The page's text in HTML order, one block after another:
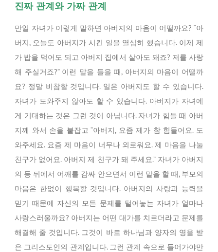
진짜 관계와 가짜 관계
만일 자녀가 이렇게 말하면 아버지의 마음이 어떨까요? “아
버지, 오늘도 아버지가 시킨 일을 열심히 했습니다. 이제 제
가 밥을 먹어도 되고 아버지 집에서 살아도 돼죠? 저를 사랑
해 주실거죠?” 이런 말을 들을 때, 아버지의 마음이 어떨까
요? 정말 비참할 것입니다. 일은 아버지도 할 수 있습니다.
자녀가 도와주지 않아도 할 수 있습니다. 아버지가 자녀에
게 기대하는 것은 그런 것이 아닙니다. 자녀가 힘들 때 아버
지께 와서 손을 붙잡고 “아버지, 요즘 제가 참 힘들어요. 도
와주세요. 요즘 제 마음이 너무나 외로워요. 제 마음을 나눌
친구가 없어요. 아버지 제 친구가 돼 주세요.” 자녀가 아버지
의 등 뒤에서 어깨를 감싸 안으면서 이런 말을 할 때, 부모의
마음은 한없이 행복할 것입니다. 아버지의 사랑과 능력을
믿기 때문에 자신의 모든 문제를 털어놓는 자녀가 얼마나
사랑스러울까요? 아버지는 어떤 대가를 치르더라고 문제를
해결해 줄 것입니다. 그것이 바로 하나님과 양자의 영을 받
은 그리스도인의 관계입니다. 그런 관계 속으로 들어가야만